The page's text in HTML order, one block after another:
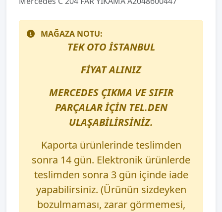
MAĞAZA NOTU:
TEK OTO İSTANBUL
FİYAT ALINIZ
MERCEDES ÇIKMA VE SIFIR
PARÇALAR İÇİN TEL.DEN
ULAŞABİLİRSİNİZ.
Kaporta ürünlerinde teslimden
sonra 14 gün. Elektronik ürünlerde
teslimden sonra 3 gün içinde iade
yapabilirsiniz. (Ürünün sizdeyken
bozulmaması, zarar görmemesi,